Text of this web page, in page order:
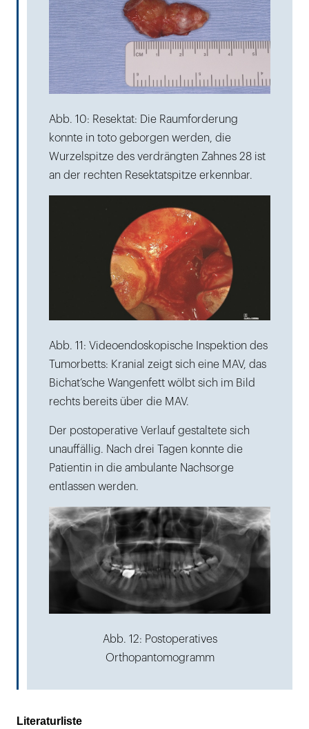
Abb. 10: Resektat: Die Raumforderung
konnte in toto geborgen werden, die
Wurzelspitze des verdrängten Zahnes 28 ist
an der rechten Resektatspitze erkennbar.
Abb. 11: Videoendoskopische Inspektion des
Tumorbetts: Kranial zeigt sich eine MAV, das
Bichat’sche Wangenfett wölbt sich im Bild
rechts bereits über die MAV.
Der postoperative Verlauf gestaltete sich
unauffällig. Nach drei Tagen konnte die
Patientin in die ambulante Nachsorge
entlassen werden.
Abb. 12: Postoperatives
Orthopantomogramm
Literaturliste